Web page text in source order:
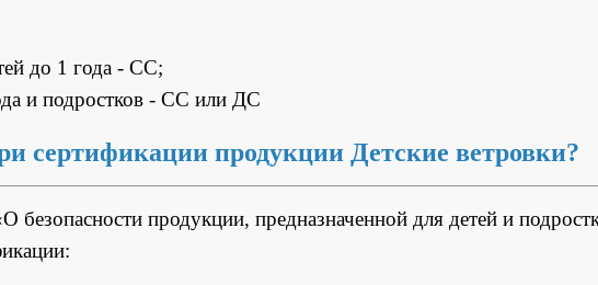
до 1 года - СС;
и подростков - СС или ДС
сертификации продукции Детские ветровки?
продукции, предназначенной для детей и